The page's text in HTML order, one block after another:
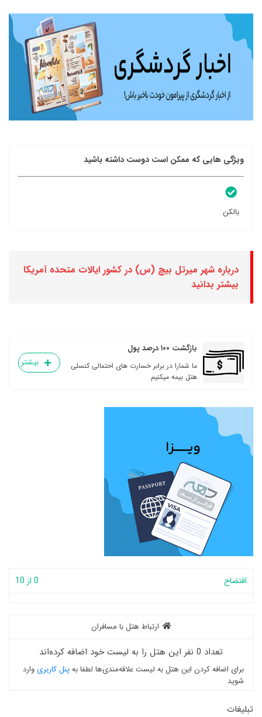
ویژگی هایی که ممکن است دوست داشته باشید
بالکن
درباره شهر میرتل بیچ (س) در کشور ایالات متحده آمریکا
بیشتر بدانید
بازگشت ۱۰۰ درصد پول
ما شمارا در برابر خسارت های احتمالی کنسلی
هتل بیمه میکنیم
بیشتر
افتضاح 0 از 10
ارتباط هتل با مسافران
تعداد 0 نفر این هتل را به لیست خود اضافه کرده‌اند
برای اضافه کردن این هتل به لیست علاقه‌مندی‌ها لطفا بهپنل کاربری وارد
شوید
تبلیغات